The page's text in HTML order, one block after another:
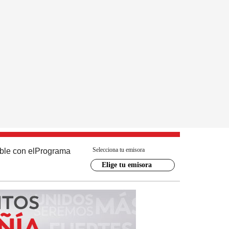
con el Programa Selecciona tu emisora
Elige tu emisora